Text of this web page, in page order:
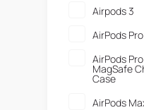
Airpods 3
AirPods
AirPods
MagSafe
Case
AirPods